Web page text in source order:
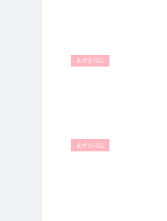
あずき日記
あずき日記